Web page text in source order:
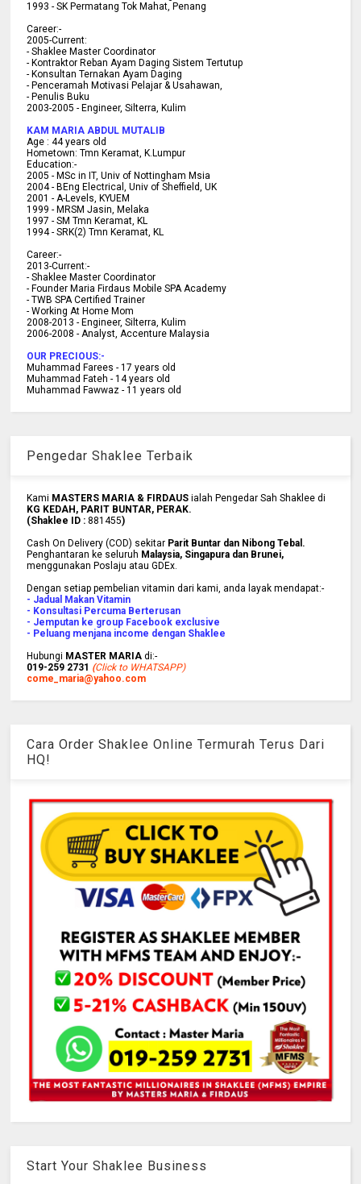
1993 - SK Permatang Tok Mahat, Penang
Career:-
2005-Current:
- Shaklee Master Coordinator
- Kontraktor Reban Ayam Daging Sistem Tertutup
- Konsultan Ternakan Ayam Daging
- Penceramah Motivasi Pelajar & Usahawan,
- Penulis Buku
2003-2005 -Engineer, Silterra, Kulim
KAM MARIA ABDUL MUTALIB
Age : 44 years old
Hometown: Tmn Keramat, K.Lumpur
Education:-
2005 - MSc in IT, Univ of Nottingham Msia
2004 -BEng Electrical, Univ of Sheffield, UK
2001 -A-Levels, KYUEM
1999 -MRSM Jasin, Melaka
1997 -SM Tmn Keramat, KL
1994 -SRK(2) Tmn Keramat, KL
Career:-
2013-Current:-
- Shaklee Master Coordinator
- Founder Maria Firdaus Mobile SPA Academy
- TWB SPA Certified Trainer
- Working At Home Mom
2008-2013 - Engineer, Silterra, Kulim
2006-2008 - Analyst, Accenture Malaysia
OUR PRECIOUS:-
Muhammad Farees - 17 years old
Muhammad Fateh - 14 years old
Muhammad Fawwaz - 11 years old
Pengedar Shaklee Terbaik
Kami MASTERS MARIA & FIRDAUS ialah Pengedar Sah Shaklee di
KG KEDAH, PARIT BUNTAR, PERAK.
(Shaklee ID :881455)
Cash On Delivery (COD) sekitar Parit Buntar dan Nibong Tebal.
Penghantaran ke seluruh Malaysia, Singapura dan Brunei,
menggunakan Poslaju atau GDEx.
Dengan setiap pembelian vitamin dari kami, anda layak mendapat:-
- Jadual Makan Vitamin
- Konsultasi Percuma Berterusan
- Jemputan ke group Facebook exclusive
- Peluang menjana income dengan Shaklee
Hubungi MASTER MARIA di:-
019-259 2731 (Click to WHATSAPP)
come_maria@yahoo.com
Cara Order Shaklee Online Termurah Terus Dari
HQ!
Start Your Shaklee Business